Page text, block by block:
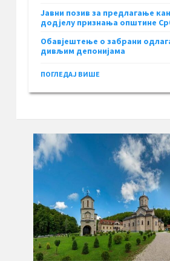
Јавни позив за предлагање
додјелу признања општине
Обавјештење о забрани
дивљим депонијама
ПОГЛЕДАЈ ВИШЕ